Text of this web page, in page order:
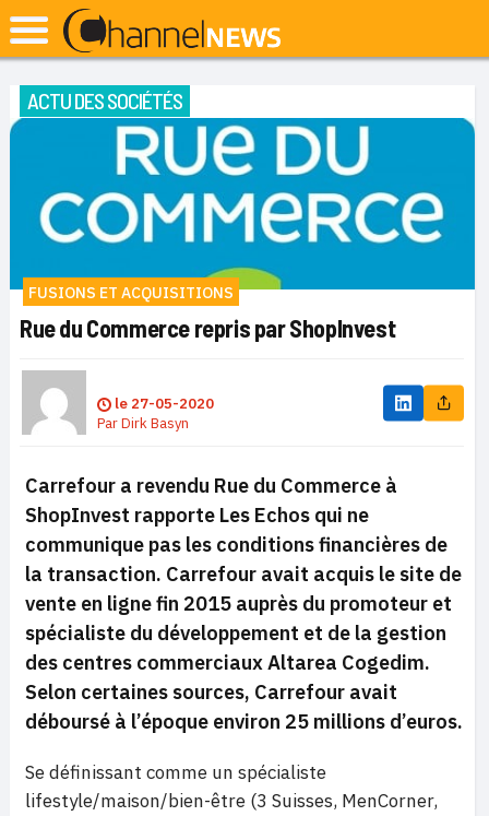
ACTU DES SOCIÉTÉS
FUSIONS ET ACQUISITIONS
Rue du Commerce repris par ShopInvest
le 27-05-2020
ParDirk Basyn
Carrefour a revendu Rue du Commerce à
ShopInvest rapporte Les Echos qui ne
communique pas les conditions financières de
la transaction. Carrefour avait acquis le site de
vente en ligne fin 2015 auprès du promoteur et
spécialiste du développement et de la gestion
des centres commerciaux Altarea Cogedim.
Selon certaines sources, Carrefour avait
déboursé à l’époque environ 25 millions d’euros.
Se définissant comme un spécialiste
lifestyle/maison/bien-être (3 Suisses, MenCorner,